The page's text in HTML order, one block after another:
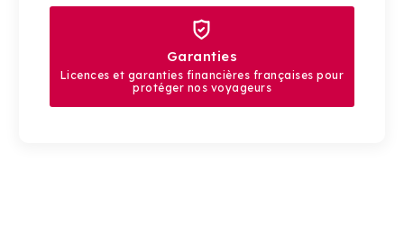
Garanties
Licences et garanties financières françaises pour
protéger nos voyageurs